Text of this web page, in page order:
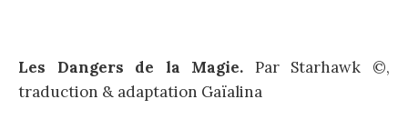
Les Dangers de la Magie. Par Starhawk ©,
traduction & adaptation Gaïalina